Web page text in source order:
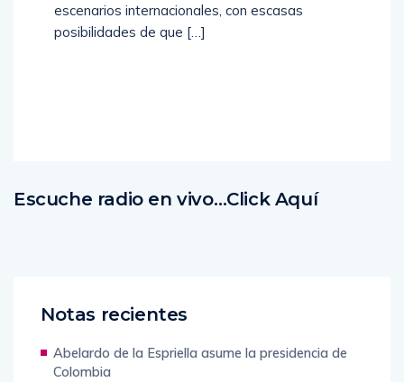
escenarios internacionales, con escasas
posibilidades de que […]
Escuche radio en vivo…Click Aquí
Notas recientes
Abelardo de la Espriella asume la presidencia de
Colombia